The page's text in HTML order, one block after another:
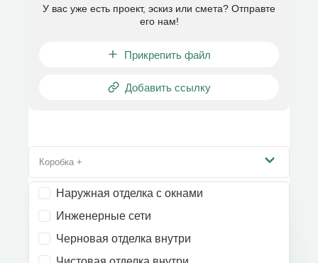
У вас уже есть проект, эскиз или смета? Отправте
его нам!
Прикрепить файл
Добавить ссылку
Коробка +
Наружная отделка с окнами
Инженерные сети
Черновая отделка внутри